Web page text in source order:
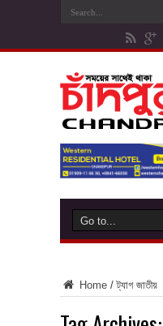
Home / ট্যাগ জাতীয়